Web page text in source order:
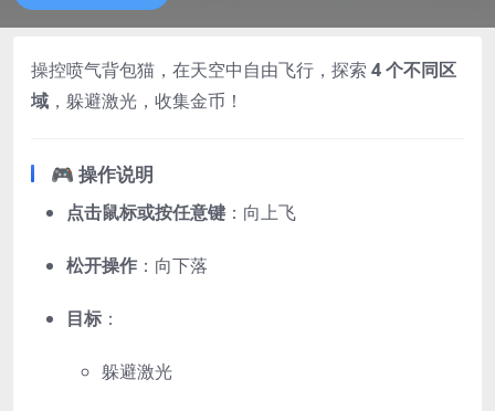
操控喷气背包猫，在天空中自由飞行，探索 4 个不同区
域 ，躲避激光，收集金币！
🎮 操作说明
点击鼠标或按任意键 ：向上飞
松开操作 ：向下落
目标 ：
躲避激光